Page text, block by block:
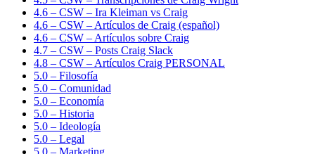
4.6 – CSW – Ira Kleiman vs Craig
4.6 – CSW – Artículos de Craig (español)
4.6 – CSW – Artículos sobre Craig
4.7 – CSW – Posts Craig Slack
4.8 – CSW – Artículos Craig PERSONAL
5.0 – Filosofía
5.0 – Comunidad
5.0 – Economía
5.0 – Historia
5.0 – Ideología
5.0 – Legal
5.0 – Marketing